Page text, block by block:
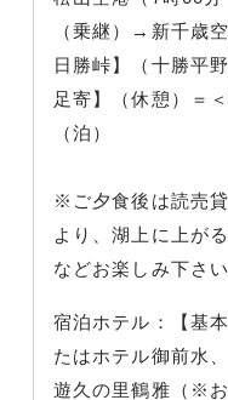
（乗継）→新千歳
日勝峠】（十勝平
足寄】（休憩）＝
（泊）
※ご夕食後は読売
より、湖上に上が
などお楽しみ下さい
宿泊ホテル：【基
たはホテル御前水
遊久の里鶴雅（※お